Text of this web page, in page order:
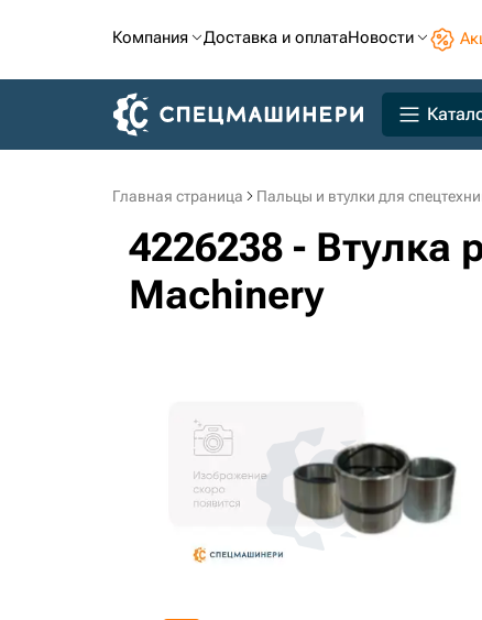
Компания Доставка и оплатаНовости
Главная страница Пальцы и втулки для
4226238 - Втулка
Machinery